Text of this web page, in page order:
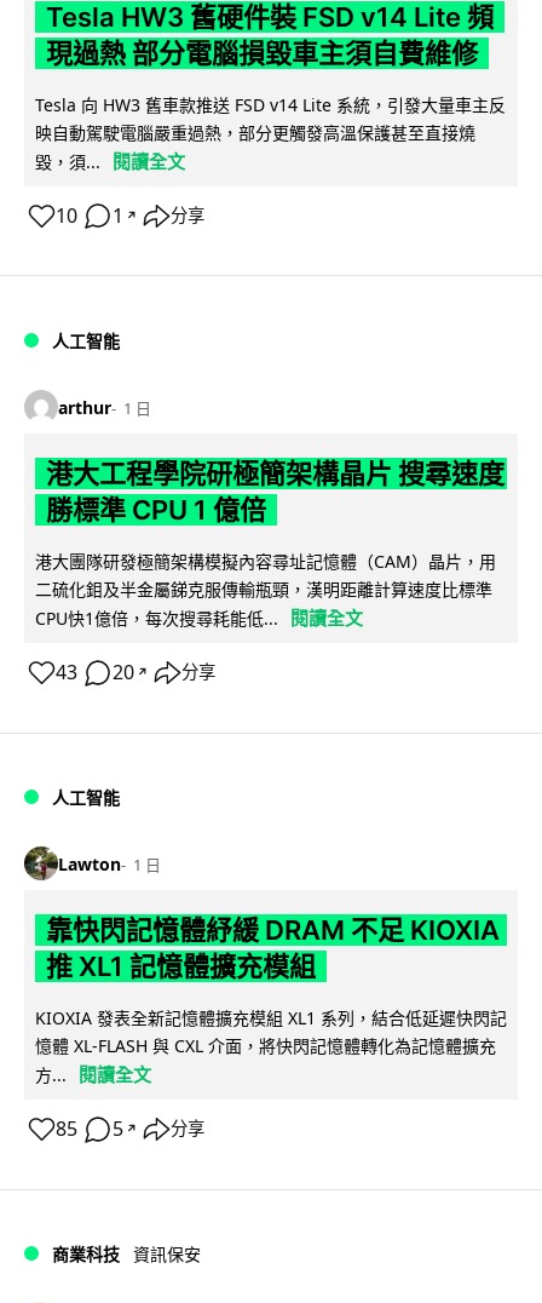
Tesla HW3 舊硬件裝 FSD v14 Lite 頻
現過熱 部分電腦損毀車主須自費維修
Tesla 向 HW3 舊車款推送 FSD v14 Lite 系統，引發大量車主反
映自動駕駛電腦嚴重過熱，部分更觸發高溫保護甚至直接燒
毀，須...
閱讀全文
10 1 ↗ 分享
人工智能
arthur 1 日
港大工程學院研極簡架構晶片 搜尋速度
勝標準 CPU 1 億倍
港大團隊研發極簡架構模擬內容尋址記憶體（CAM）晶片，用
二硫化鉬及半金屬銻克服傳輸瓶頸，漢明距離計算速度比標準
CPU快1億倍，每次搜尋耗能低...
閱讀全文
43 20 ↗ 分享
人工智能
Lawton 1 日
靠快閃記憶體紓緩 DRAM 不足 KIOXIA
推 XL1 記憶體擴充模組
KIOXIA 發表全新記憶體擴充模組 XL1 系列，結合低延遲快閃記
憶體 XL-FLASH 與 CXL 介面，將快閃記憶體轉化為記憶體擴充
方...
閱讀全文
85 5 ↗ 分享
商業科技 資訊保安